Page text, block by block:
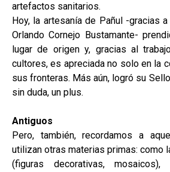
artefactos sanitarios.
Hoy, la artesanía de Pañul -gracias
Orlando Cornejo Bustamante-
lugar de origen y, gracias al
cultores, es apreciada no solo en la
sus fronteras. Más aún, logró su
sin duda, un plus.
Antiguos
Pero, también, recordamos a
utilizan otras materias primas: como
(figuras decorativas, mosaicos),